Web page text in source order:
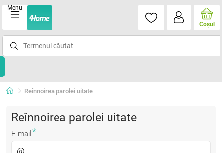
Menu
Coşul
Reînnoirea parolei uitate
Reînnoirea parolei uitate
E-mail*